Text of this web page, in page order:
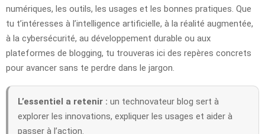
numériques, les outils, les usages et les bonnes pratiques. Que
tu t’intéresses à l’intelligence artificielle, à la réalité augmentée,
à la cybersécurité, au développement durable ou aux
plateformes de blogging, tu trouveras ici des repères concrets
pour avancer sans te perdre dans le jargon.
L’essentiel a retenir : un technovateur blog sert à
explorer les innovations, expliquer les usages et aider à
passer à l’action.